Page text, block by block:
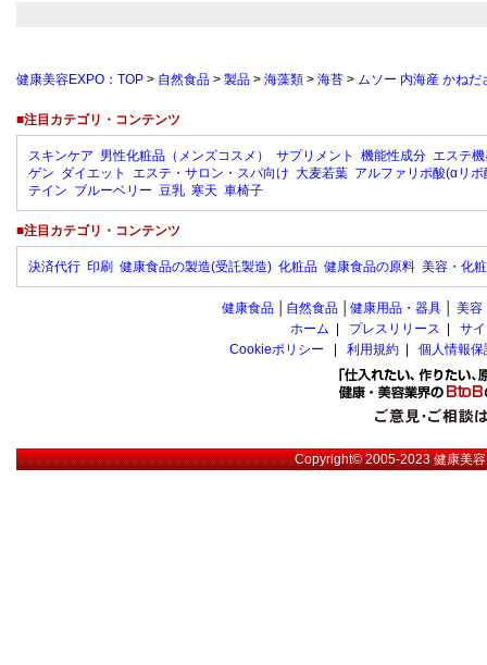
健康美容EXPO：TOP > 自然食品 > 製品 > 海藻類 > 海苔 > ムソー 内海産 かねだ
■注目カテゴリ・コンテンツ
スキンケア 男性化粧品（メンズコスメ） サプリメント 機能性成分 エステ
ゲン ダイエット エステ・サロン・スパ向け 大麦若葉 アルファリポ酸(αリポ
テイン ブルーベリー 豆乳 寒天 車椅子
■注目カテゴリ・コンテンツ
決済代行 印刷 健康食品の製造(受託製造) 化粧品 健康食品の原料 美容・化
健康食品 自然食品 健康用品・器具 美容
ホーム
プレスリリース
サ
Cookieポリシー
利用規約 個人情報
Copyright© 2005-2023健康美